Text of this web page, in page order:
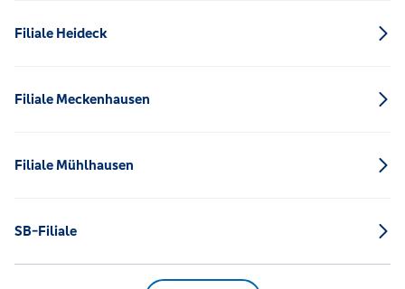
Filiale Heideck
Filiale Meckenhausen
Filiale Mühlhausen
SB-Filiale